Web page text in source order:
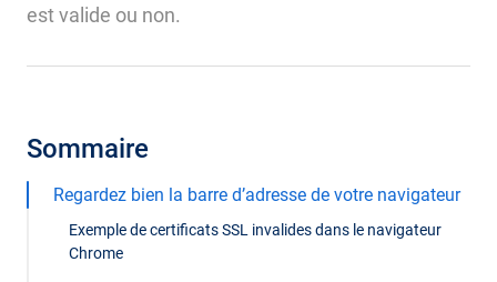
est valide ou non.
Sommaire
Regardez bien la barre d’adresse de votre navigateur
Exemple de certificats SSL invalides dans le navigateur
Chrome